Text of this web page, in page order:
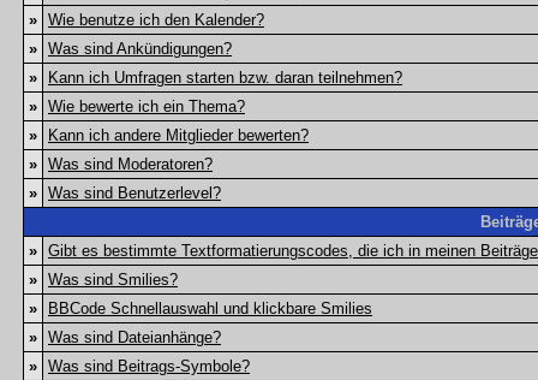
» Wie benutze ich den Kalender?
» Was sind Ankündigungen?
»
Kann ich Umfragen starten bzw. daran teilnehmen?
» Wie bewerte ich ein Thema?
»
Kann ich andere Mitglieder bewerten?
» Was sind Moderatoren?
» Was sind Benutzerlevel?
» Gibt es bestimmte Textformatierungscodes, die ich in meinen
» Was sind Smilies?
»
BBCode Schnellauswahl und klickbare Smilies
» Was sind Dateianhänge?
» Was sind Beitrags-Symbole?